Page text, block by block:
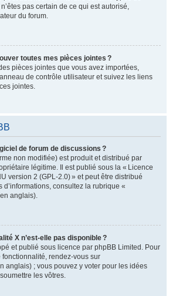
pas certain de ce qui est autorisé,
du forum.
toutes mes pièces jointes ?
pièces jointes que vous avez importées,
de contrôle utilisateur et suivez les liens
jointes.
de forum de discussions ?
non modifiée) est produit et distribué par
légitime. Il est publié sous la « Licence
version 2 (GPL-2.0) » et peut être distribué
d’informations, consultez la rubrique «
anglais).
X n’est-elle pas disponible ?
et publié sous licence par phpBB Limited. Pour
rendez-vous sur
anglais) ; vous pouvez y voter pour les idées
les vôtres.